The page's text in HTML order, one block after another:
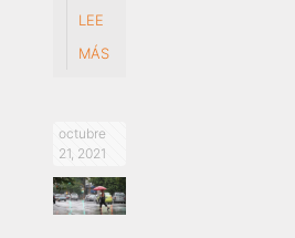
LEE
MÁS
octubre
21, 2021